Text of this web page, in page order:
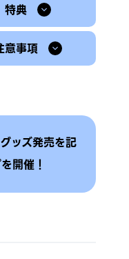
特典
意事項
ッズ発売を記
開催！